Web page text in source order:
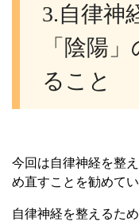
3.自律神
「陰陽
ること
今回は自律神経を整
め直すことを勧めてい
自律神経を整えるた